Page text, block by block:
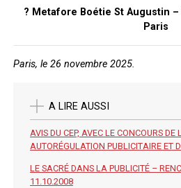
? Metafore Boétie St Augustin –
Paris
Paris, le 26 novembre 2025.
A LIRE AUSSI
AVIS DU CEP, AVEC LE CONCOURS DE
AUTORÉGULATION PUBLICITAIRE ET
LE SACRÉ DANS LA PUBLICITÉ –
11.10.2008